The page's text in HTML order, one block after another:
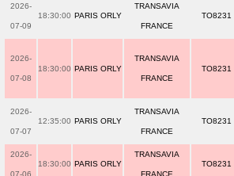
2026-
07-09
18:30:00 PARIS ORLY
TRANSAVIA
FRANCE
TO8231
2026-
07-08
18:30:00 PARIS ORLY
TRANSAVIA
FRANCE
TO8231
2026-
07-07
12:35:00 PARIS ORLY
TRANSAVIA
FRANCE
TO8231
2026-
07-06
18:30:00 PARIS ORLY
TRANSAVIA
FRANCE
TO8231